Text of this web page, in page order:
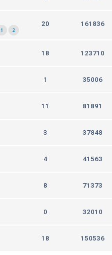
1 2
20 161836
18 123710
1 35006
11 81891
3 37848
4 41563
8 71373
0 32010
18 150536